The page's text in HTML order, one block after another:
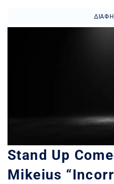
Stand Up
Mikeius